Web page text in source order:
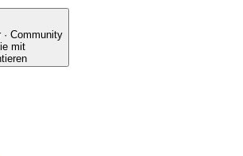
· Community
mit